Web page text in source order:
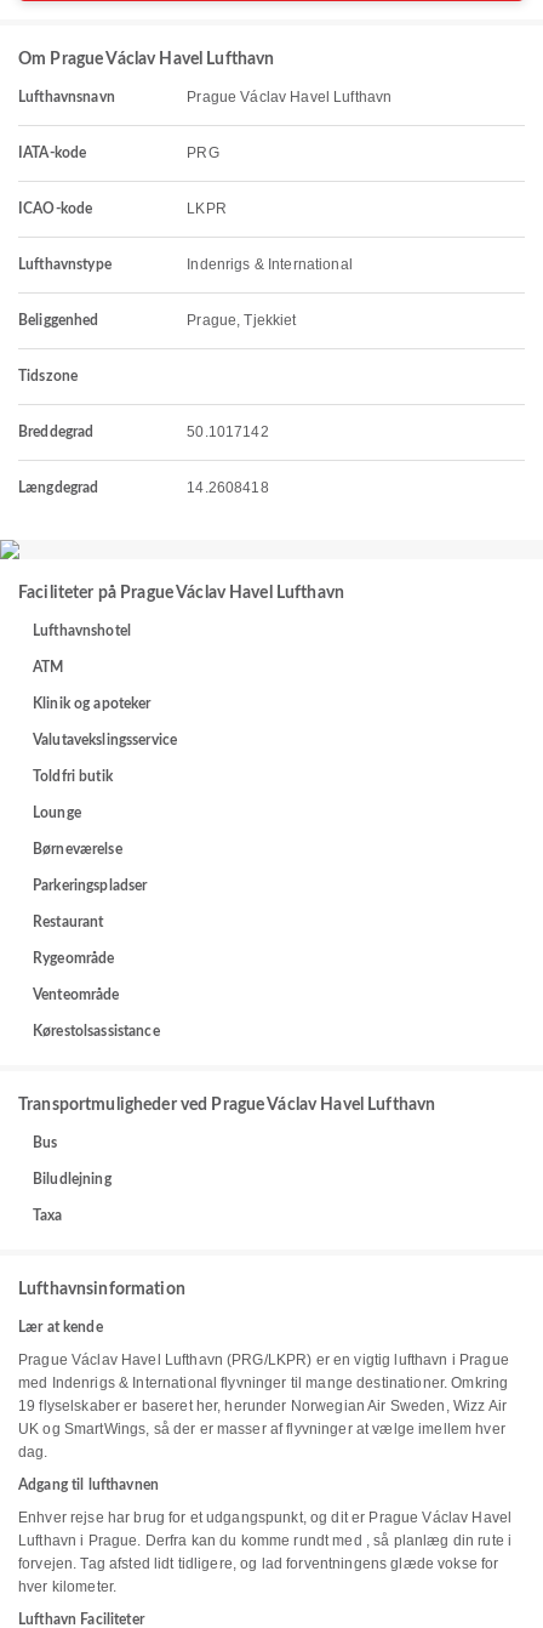
Om Prague Václav Havel Lufthavn
Lufthavnsnavn Prague Václav Havel Lufthavn
IATA-kode PRG
ICAO-kode LKPR
Lufthavnstype Indenrigs & International
Beliggenhed Prague, Tjekkiet
Tidszone
Breddegrad 50.1017142
Længdegrad 14.2608418
Faciliteter på Prague Václav Havel Lufthavn
Lufthavnshotel
ATM
Klinik og apoteker
Valutavekslingsservice
Toldfri butik
Lounge
Børneværelse
Parkeringspladser
Restaurant
Rygeområde
Venteområde
Kørestolsassistance
Transportmuligheder ved Prague Václav Havel Lufthavn
Bus
Biludlejning
Taxa
Lufthavnsinformation
Lær at kende
Prague Václav Havel Lufthavn (PRG/LKPR) er en vigtig lufthavn i Prague
med Indenrigs & International flyvninger til mange destinationer. Omkring
19 flyselskaber er baseret her, herunder Norwegian Air Sweden, Wizz Air
UK og SmartWings, så der er masser af flyvninger at vælge imellem hver
dag.
Adgang til lufthavnen
Enhver rejse har brug for et udgangspunkt, og dit er Prague Václav Havel
Lufthavn i Prague. Derfra kan du komme rundt med , så planlæg din rute i
forvejen. Tag afsted lidt tidligere, og lad forventningens glæde vokse for
hver kilometer.
Lufthavn Faciliteter